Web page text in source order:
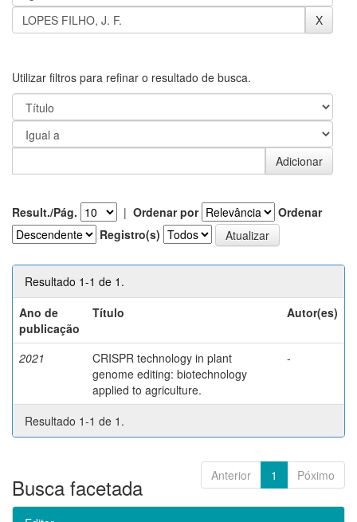
Utilizar filtros para refinar o resultado de busca.
Result./Pág. | Ordenar por
Ordenar
Registro(s)
Resultado 1-1 de 1.
Ano de
publicação
Título Autor(es)
2021
CRISPR technology in plant
genome editing: biotechnology
applied to agriculture.
-
Resultado 1-1 de 1.
Anterior 1 Póximo
Busca facetada